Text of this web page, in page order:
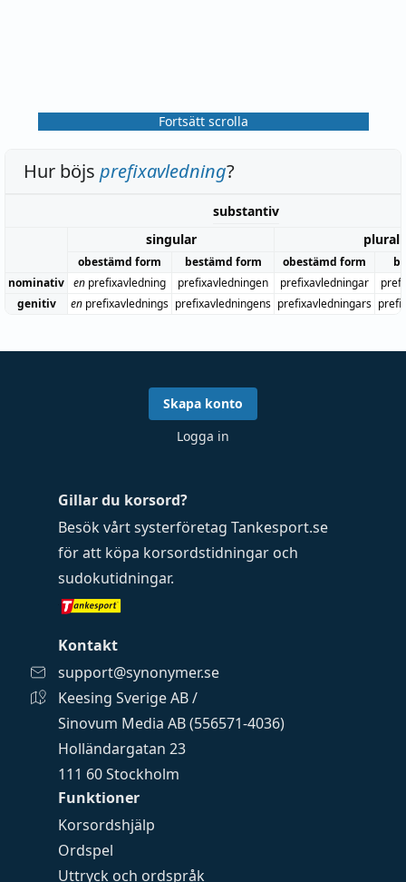
Fortsätt scrolla
Hur böjs prefixavledning?
substantiv
singular
plural
obestämd form bestämd form obestämd form
nominativ en prefixavledning prefixavledningen prefixavledningar
genitiv
en prefixavlednings prefixavledningens prefixavledningars
Funktioner
Korsordshjälp
Ordspel
Uttryck och ordspråk
Gillar du korsord?
Besök vårt systerföretag Tankesport.se
för att köpa korsordstidningar och
sudokutidningar.
Kontakt
support@synonymer.se
Keesing Sverige AB /
Sinovum Media AB (556571-4036)
Holländargatan 23
111 60 Stockholm
Skapa konto
Logga in